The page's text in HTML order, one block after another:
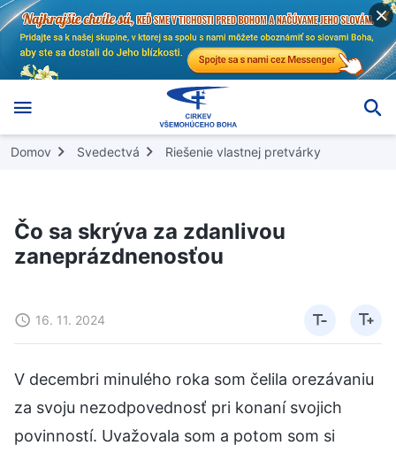
Domov Svedectvá Riešenie vlastnej pretvárky
Čo sa skrýva za zdanlivou
zaneprázdnenosťou
16. 11. 2024
V decembri minulého roka som čelila orezávaniu
za svoju nezodpovednosť pri konaní svojich
povinností. Uvažovala som a potom som si